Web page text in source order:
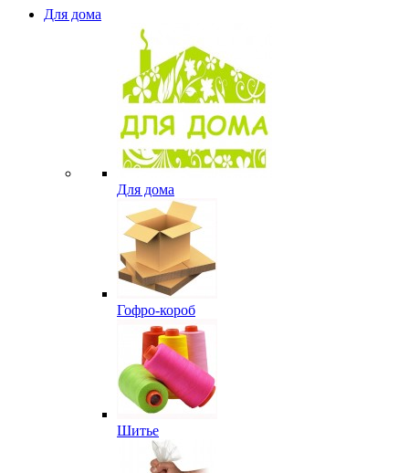
Для дома
Для дома
Гофро-короб
Шитье